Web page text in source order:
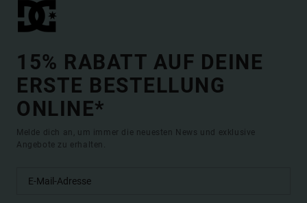
15% RABATT AUF DEINE
ERSTE BESTELLUNG
ONLINE*
Melde dich an, um immer die neuesten News und exklusive
Angebote zu erhalten.